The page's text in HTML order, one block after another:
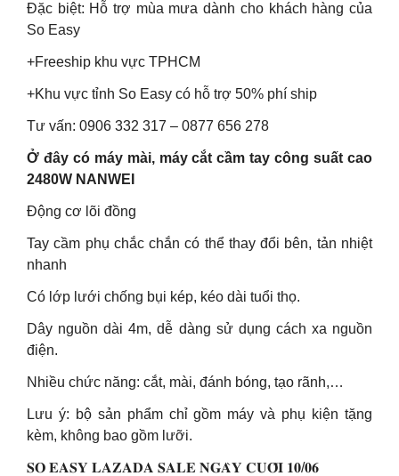
Đặc biệt: Hỗ trợ mùa mưa dành cho khách hàng của
So Easy
+Freeship khu vực TPHCM
+Khu vực tỉnh So Easy có hỗ trợ 50% phí ship
Tư vấn: 0906 332 317 – 0877 656 278
Ở đây có máy mài, máy cắt cầm tay công suất cao
2480W NANWEI
Động cơ lõi đồng
Tay cầm phụ chắc chắn có thể thay đổi bên, tản nhiệt
nhanh
Có lớp lưới chống bụi kép, kéo dài tuổi thọ.
Dây nguồn dài 4m, dễ dàng sử dụng cách xa nguồn
điện.
Nhiều chức năng: cắt, mài, đánh bóng, tạo rãnh,…
Lưu ý: bộ sản phẩm chỉ gồm máy và phụ kiện tặng
kèm, không bao gồm lưỡi.
𝐒𝐎 𝐄𝐀𝐒𝐘 𝐋𝐀𝐙𝐀𝐃𝐀 𝐒𝐀𝐋𝐄 𝐍𝐆𝐀̀𝐘 𝐂𝐔𝐎̂́𝐈 𝟏𝟎/𝟎𝟔